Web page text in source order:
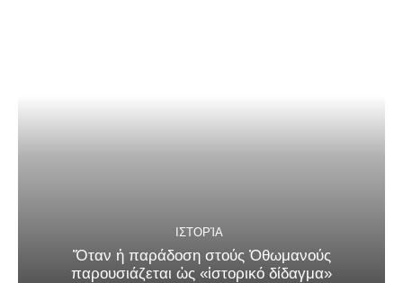
ΙΣΤΟΡΊΑ
Ὅταν ἡ παράδοση στούς Ὀθωμανούς
παρουσιάζεται ὡς «ἱστορικό δίδαγμα»